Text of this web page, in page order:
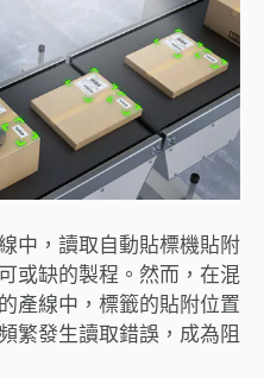
中，讀取自動貼標機貼附
或缺的製程。然而，在混
產線中，標籤的貼附位置
繁發生讀取錯誤，成為阻